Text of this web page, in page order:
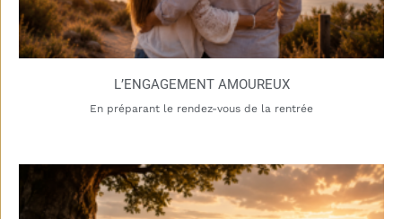
L’ENGAGEMENT AMOUREUX
En préparant le rendez-vous de la rentrée